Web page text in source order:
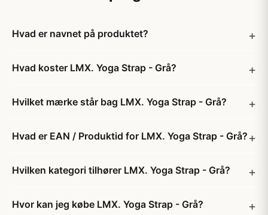
Hvad er navnet på produktet?
Hvad koster LMX. Yoga Strap - Grå?
Hvilket mærke står bag LMX. Yoga Strap - Grå?
Hvad er EAN / Produktid for LMX. Yoga Strap - Grå?
Hvilken kategori tilhører LMX. Yoga Strap - Grå?
Hvor kan jeg købe LMX. Yoga Strap - Grå?